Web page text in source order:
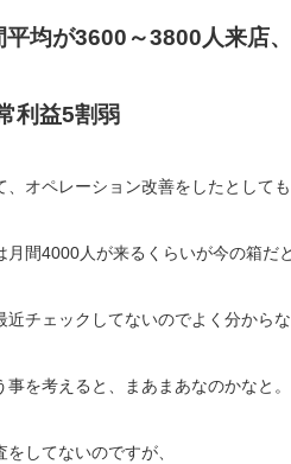
均が3600～3800人来店、
利益5割弱
、オペレーション改善をしたとしても
月間4000人が来るくらいが今の箱だ
チェックしてないのでよく分からな
を考えると、まあまあなのかなと。
してないのですが、